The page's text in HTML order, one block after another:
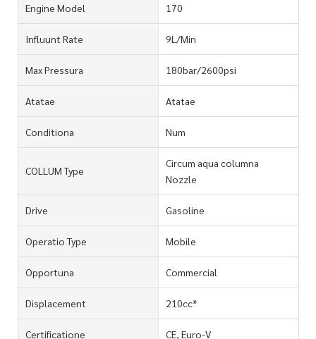
Engine Model 170
Influunt Rate 9L/Min
Max Pressura 180bar/2600psi
Atatae Atatae
Conditiona Num
COLLUM Type
Circum aqua columna
Nozzle
Drive Gasoline
Operatio Type Mobile
Opportuna Commercial
Displacement 210cc*
Certificatione CE, Euro-V